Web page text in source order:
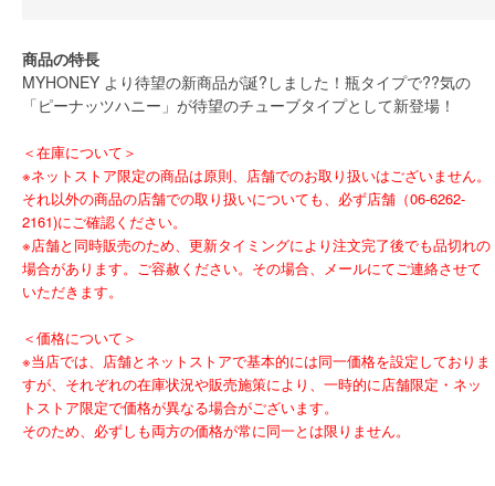
商品の特長
MYHONEY より待望の新商品が誕?しました！瓶タイプで??気の
「ピーナッツハニー」が待望のチューブタイプとして新登場！
＜在庫について＞
※ネットストア限定の商品は原則、店舗でのお取り扱いはございません。
それ以外の商品の店舗での取り扱いについても、必ず店舗（06-6262-
2161)にご確認ください。
※店舗と同時販売のため、更新タイミングにより注文完了後でも品切れの
場合があります。ご容赦ください。その場合、メールにてご連絡させて
いただきます。
＜価格について＞
※当店では、店舗とネットストアで基本的には同一価格を設定しておりま
すが、それぞれの在庫状況や販売施策により、一時的に店舗限定・ネッ
トストア限定で価格が異なる場合がございます。
そのため、必ずしも両方の価格が常に同一とは限りません。